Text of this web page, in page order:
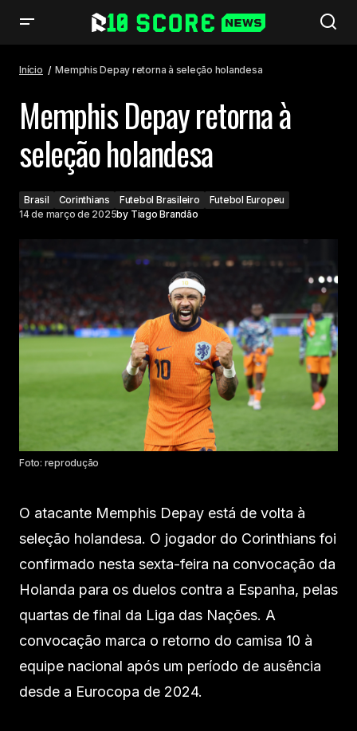
Início Memphis Depay retorna à seleção holandesa
Memphis Depay retorna à
seleção holandesa
Brasil Corinthians Futebol Brasileiro
Futebol Europeu
14 de março de 2025by Tiago Brandão
Foto: reprodução
O atacante Memphis Depay está de volta à
seleção holandesa. O jogador do Corinthians foi
confirmado nesta sexta-feira na convocação da
Holanda para os duelos contra a Espanha, pelas
quartas de final da Liga das Nações. A
convocação marca o retorno do camisa 10 à
equipe nacional após um período de ausência
desde a Eurocopa de 2024.